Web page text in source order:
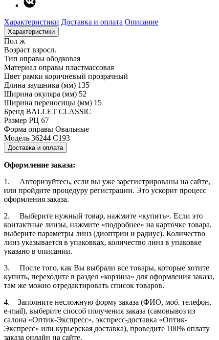
Характеристики Доставка и оплата Описание
Характеристики
Пол ж
Возраст взросл.
Тип оправы ободковая
Материал оправы пластмассовая
Цвет рамки коричневый прозрачный
Длина заушника (мм) 135
Ширина окуляра (мм) 52
Ширина переносицы (мм) 15
Бренд BALLET CLASSIC
Размер РЦ 67
Форма оправы Овальные
Модель 36244 С193
Доставка и оплата
Оформление заказа:
1. Авторизуйтесь, если вы уже зарегистрированы на сайте,
или пройдите процедуру регистрации. Это ускорит процесс
оформления заказа.
2. Выберите нужный товар, нажмите «купить». Если это
контактные линзы, нажмите «подробнее» на карточке товара,
выберите параметры линз (диоптрии и радиус). Количество
линз указывается в упаковках, количество линз в упаковке
указано в описании.
3. После того, как Вы выбрали все товары, которые хотите
купить, переходите в раздел «корзина» для оформления заказа,
там же можно отредактировать список товаров.
4. Заполните несложную форму заказа (ФИО, моб. телефон,
e-mail), выберите способ получения заказа (самовывоз из
салона «Оптик-Экспресс», экспресс-доставка «Оптик-
Экспресс» или курьерская доставка), проведите 100% оплату
заказа онлайн на сайте.